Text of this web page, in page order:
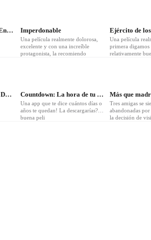
Piensa como un monje: Entrena tu mente para la paz interior y Imperdonable
Una película realmente dolorosa,
excelente y con una increíble
protagonista, la recomiendo
Ejército de
Una película
primera digamos
relativamente
Siete Leyes Espirituales Del Exito, Las Countdown: La hora de tu muerte
Una app que te dice cuántos días o
años te quedan! La descargarías?…
buena peli
Más que
Tres amigas se
abandonadas
la decisión de